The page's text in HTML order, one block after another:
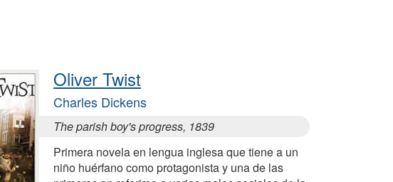
Oliver Twist
Charles Dickens
The parish boy's progress, 1839
Primera novela en lengua inglesa que tiene a un
niño huérfano como protagonista y una de las